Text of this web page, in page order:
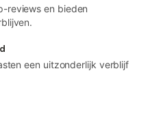
reviews en bieden
een uitzonderlijk verblijf